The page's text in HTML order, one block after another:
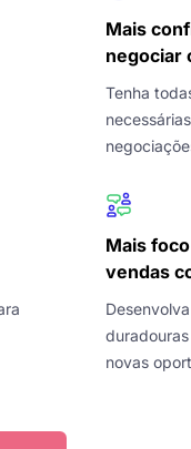
Mais
negociar
Tenha
Mais
vendas
novas